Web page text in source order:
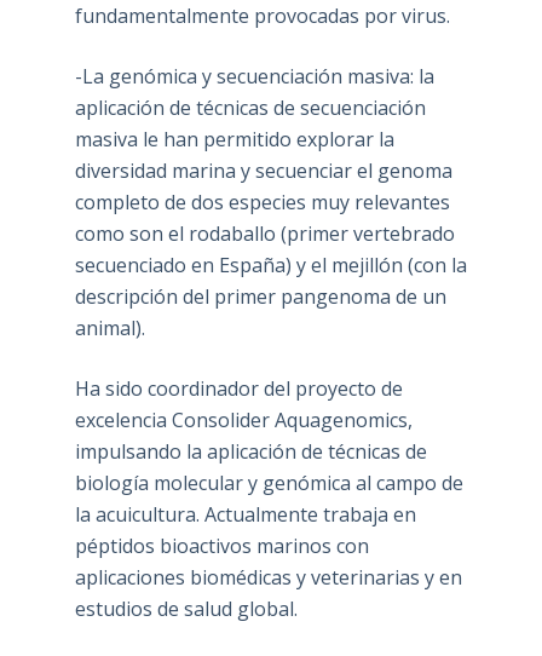
fundamentalmente provocadas por virus.
-La genómica y secuenciación masiva: la
aplicación de técnicas de secuenciación
masiva le han permitido explorar la
diversidad marina y secuenciar el genoma
completo de dos especies muy relevantes
como son el rodaballo (primer vertebrado
secuenciado en España) y el mejillón (con la
descripción del primer pangenoma de un
animal).
Ha sido coordinador del proyecto de
excelencia Consolider Aquagenomics,
impulsando la aplicación de técnicas de
biología molecular y genómica al campo de
la acuicultura. Actualmente trabaja en
péptidos bioactivos marinos con
aplicaciones biomédicas y veterinarias y en
estudios de salud global.